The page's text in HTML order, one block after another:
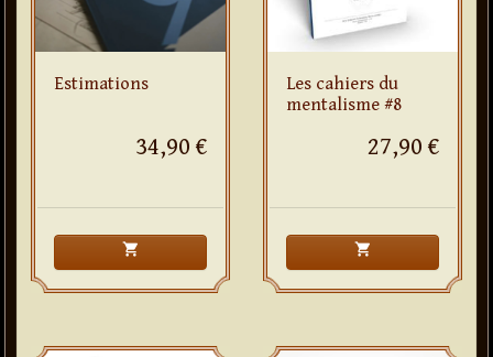
Estimations
34,90 €
shopping_cart
Les cahiers du
mentalisme #8
27,90 €
shopping_cart